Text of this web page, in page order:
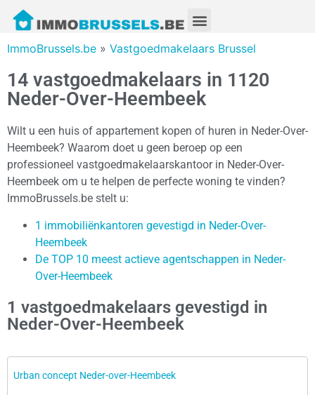
ImmoBrussels.be » Vastgoedmakelaars Brussel
14 vastgoedmakelaars in 1120
Neder-Over-Heembeek
Wilt u een huis of appartement kopen of huren in Neder-Over-
Heembeek? Waarom doet u geen beroep op een
professioneel vastgoedmakelaarskantoor in Neder-Over-
Heembeek om u te helpen de perfecte woning te vinden?
ImmoBrussels.be stelt u:
1 immobiliënkantoren gevestigd in Neder-Over-
Heembeek
De TOP 10 meest actieve agentschappen in Neder-
Over-Heembeek
1 vastgoedmakelaars gevestigd in
Neder-Over-Heembeek
Urban concept Neder-over-Heembeek